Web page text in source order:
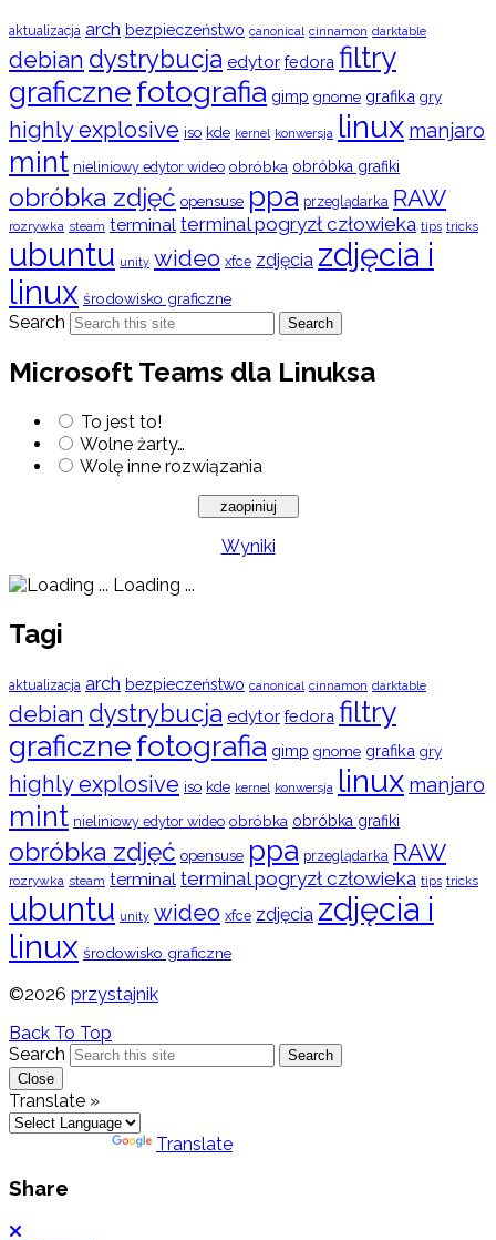
aktualizacja arch bezpieczeństwo canonical cinnamon darktable
debian dystrybucja edytor fedora filtry
graficznefotografia gimp gnome grafika gry
highly explosive iso kde kernel konwersja linux manjaro
mint nieliniowy edytor wideo obróbka obróbka grafiki
obróbka zdjęć opensuse ppa przeglądarka RAW
rozrywka steam terminal terminal pogryzł człowieka tips tricks
ubuntu unity wideo xfce zdjęcia zdjęcia i
linux środowisko graficzne
Search Search
Microsoft Teams dla Linuksa
To jest to!
Wolne żarty…
Wolę inne rozwiązania
Wyniki
Loading ...
Tagi
aktualizacja arch bezpieczeństwo canonical cinnamon darktable
debian dystrybucja edytor fedora filtry
graficznefotografia gimp gnome grafika gry
highly explosive iso kde kernel konwersja linux manjaro
mint nieliniowy edytor wideo obróbka obróbka grafiki
obróbka zdjęć opensuse ppa przeglądarka RAW
rozrywka steam terminal terminal pogryzł człowieka tips tricks
ubuntu unity wideo xfce zdjęcia zdjęcia i
linux środowisko graficzne
©2026 przystajnik
Back To Top
Search
Search
Close
Translate »
Translate
Share